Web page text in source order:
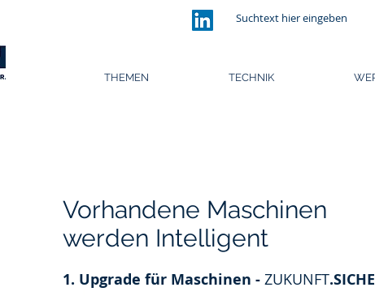
THEMEN TECHNIK
Vorhandene Maschinen
werden Intelligent
1. Upgrade für Maschinen - ZUKUNFT